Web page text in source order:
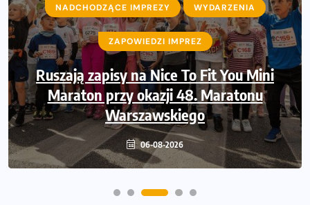
NADCHODZĄCE IMPREZY WYDARZENIA
ZAPOWIEDZI IMPREZ
Ruszają zapisy na Nice To Fit You Mini
Maraton przy okazji 48. Maratonu
Warszawskiego
06-08-2026
NADCHODZĄCE IMPREZY WYDARZENIA
ZAPOWIEDZI IMPREZ
Sprawdzone trasy wracają! Poznaj
przebieg 43. Toruń Maratonu, 17. Toruń
Półmaratonu i biegu na 5 km
06-08-2026